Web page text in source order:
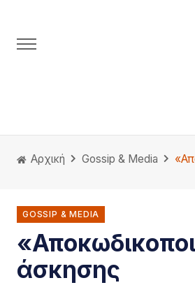
Αρχική Gossip & Media
GOSSIP & MEDIA
άσκησης